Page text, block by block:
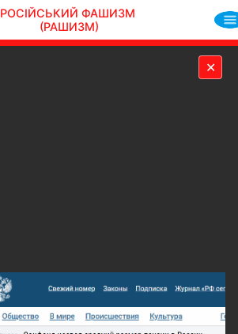
РОСІЙСЬКИЙ ФАШИЗМ
(РАШИЗМ)
✕